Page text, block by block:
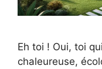
Eh toi ! Oui, toi
chaleureuse,